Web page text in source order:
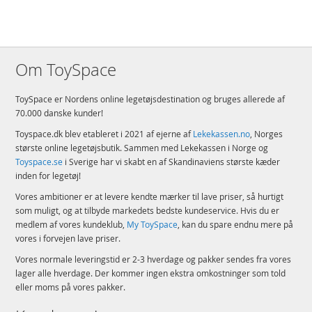
Om ToySpace
ToySpace er Nordens online legetøjsdestination og bruges allerede af
70.000 danske kunder!
Toyspace.dk blev etableret i 2021 af ejerne afLekekassen.no, Norges
største online legetøjsbutik. Sammen med Lekekassen i Norge og
Toyspace.se i Sverige har vi skabt en af Skandinaviens største kæder
inden for legetøj!
Vores ambitioner er at levere kendte mærker til lave priser, så hurtigt
som muligt, og at tilbyde markedets bedste kundeservice. Hvis du er
medlem af vores kundeklub, My ToySpace, kan du spare endnu mere på
vores i forvejen lave priser.
Vores normale leveringstid er 2-3 hverdage og pakker sendes fra vores
lager alle hverdage. Der kommer ingen ekstra omkostninger som told
eller moms på vores pakker.